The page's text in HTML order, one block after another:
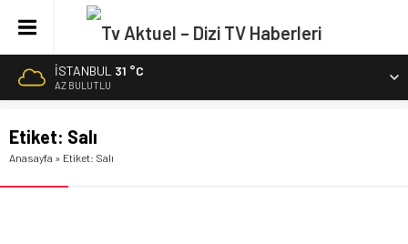
İSTANBUL 31 °C
AZ BULUTLU
Etiket: Salı
Anasayfa » Etiket: Salı